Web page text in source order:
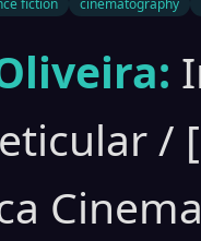
fiction cinematography
/